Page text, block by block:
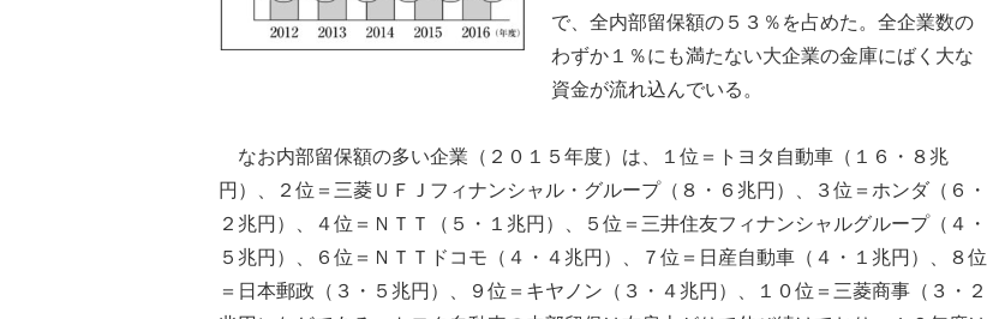
で、全内部留保額の５３％を占めた。全企業数の
わずか１％にも満たない大企業の金庫にばく大な
資金が流れ込んでいる。
なお内部留保額の多い企業（２０１５年度）は、１位＝トヨタ自動車（１６・８兆
円）、２位＝三菱ＵＦＪフィナンシャル・グループ（８・６兆円）、３位＝ホンダ（６・
２兆円）、４位＝ＮＴＴ（５・１兆円）、５位＝三井住友フィナンシャルグループ（４・
５兆円）、６位＝ＮＴＴドコモ（４・４兆円）、７位＝日産自動車（４・１兆円）、８位
＝日本郵政（３・５兆円）、９位＝キヤノン（３・４兆円）、１０位＝三菱商事（３・２